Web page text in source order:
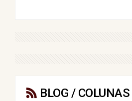
BLOG / COLUNAS